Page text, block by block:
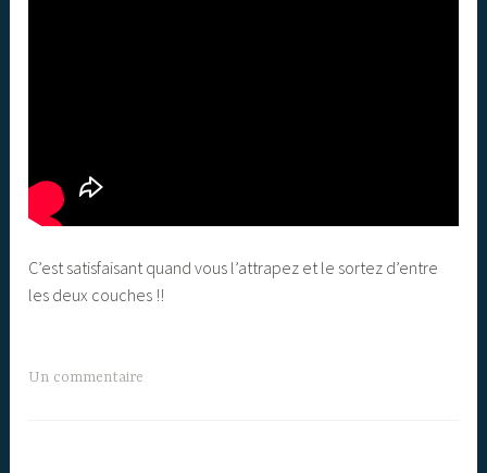
C’est satisfaisant quand vous l’attrapez et le sortez d’entre
les deux couches !!
Un commentaire